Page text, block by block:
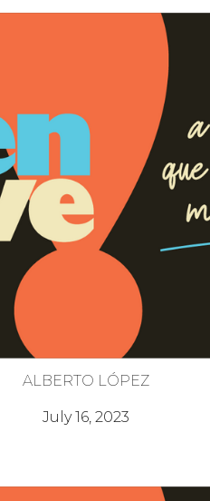
ALBERTO LÓPEZ
July 16, 2023